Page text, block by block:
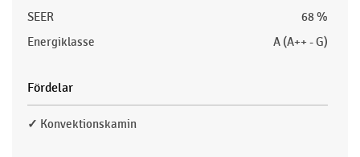
SEER
68 %
Energiklasse
A (A++ - G)
Fördelar
✓ Konvektionskamin